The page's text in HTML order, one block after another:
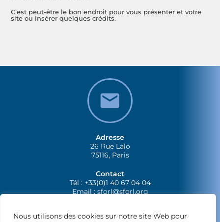
Nous utilisons des cookies sur notre site Web pour
C’est peut-être le bon endroit pour vous présenter et votre
site ou insérer quelques crédits.
Adresse
26 Rue Lalo
75116, Paris
Contact
Tél : +33(0)1 40 67 04 04
Email :sforl@sforl.org